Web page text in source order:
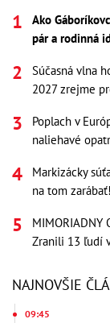
Ako
pár a rodinná
Súčasná vlna
2027 zrejme
Poplach v
naliehavé
Markizácky
na tom zarábať!
MIMORIADNY
Zranili 13 ľudí
NAJNOVŠIE
09:45